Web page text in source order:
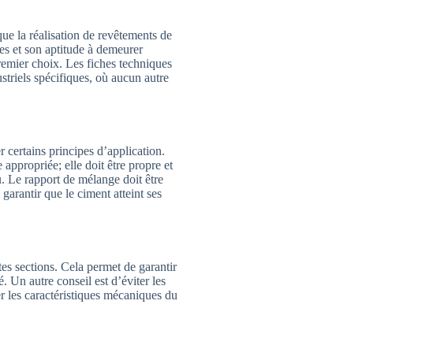
la réalisation de revêtements de
et son aptitude à demeurer
choix. Les fiches techniques
spécifiques, où aucun autre
principes d’application.
appropriée; elle doit être propre et
Le rapport de mélange doit être
que le ciment atteint ses
sections. Cela permet de garantir
Un autre conseil est d’éviter les
caractéristiques mécaniques du